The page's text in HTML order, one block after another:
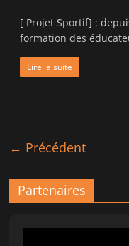
[ Projet Sportif] :
formation des
Lire la suite
← Précédent
Partenaires